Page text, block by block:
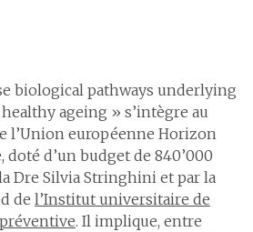
biological pathways underlying
ageing » s’intègre au
l’Union européenne Horizon
doté d’un budget de 840’000
Dre Silvia Stringhini et par la
de l’Institut universitaire de
. Il implique, entre